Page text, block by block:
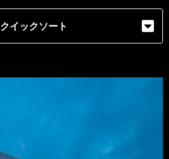
クイックソート